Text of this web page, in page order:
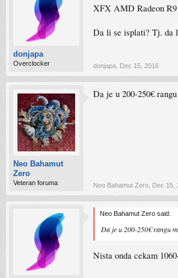
donjapa
Overclocker
XFX AMD Radeon
Da li se isplati? Tj. da
donjapa Dec 15, 2016
Neo Bahamut
Zero
Veteran foruma
Da je u 200-250€
Neo Bahamut Zero Dec 15,
Neo Bahamut Zero said:
Da je u 200-250€ rangu
Nista onda cekam